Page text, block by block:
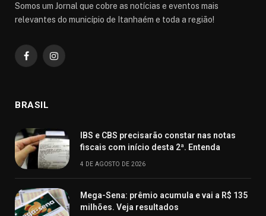
Somos um Jornal que cobre as notícias e eventos mais
relevantes do município de Itanhaém e toda a região!
FacebookInstagram
BRASIL
IBS e CBS precisarão constar nas notas
fiscais com início desta 2ª. Entenda
4 DE AGOSTO DE 2026
Mega-Sena: prêmio acumula e vai a R$ 135
milhões. Veja resultados